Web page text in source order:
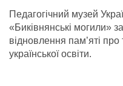
Педагогічний музей
«Биківнянські могили»
відновлення пам’яті про
української освіти.